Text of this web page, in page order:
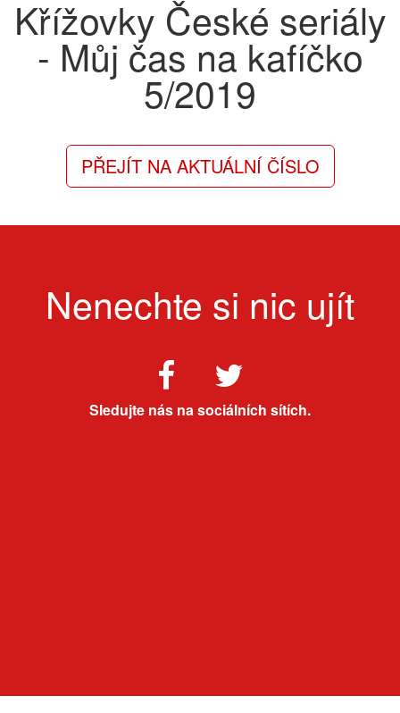
Křížovky České seriály
- Můj čas na kafíčko
5/2019
PŘEJÍT NA AKTUÁLNÍ ČÍSLO
Nenechte si nic ujít
Sledujte nás na sociálních sítích.